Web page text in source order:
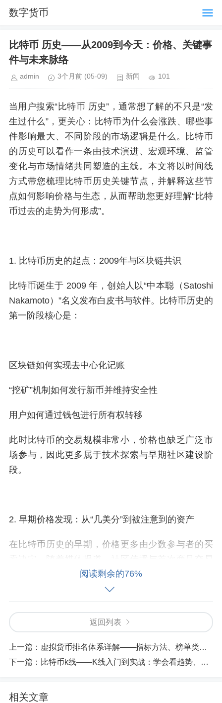
数字货币
比特币 历史——从2009到今天：价格、关键事
件与未来脉络
admin 3个月前 (05-09) 新闻 101
当用户搜索“比特币 历史”，通常想了解的不只是“发
生过什么”，更关心：比特币为什么会涨跌、哪些事
件影响最大、不同阶段的市场逻辑是什么。比特币
的历史可以看作一条由技术演进、宏观环境、监管
变化与市场情绪共同塑造的主线。本文将以时间线
方式带您梳理比特币历史关键节点，并解释这些节
点如何影响价格与生态，从而帮助您更好理解“比特
币过去的走势为何形成”。
1. 比特币历史的起点：2009年与区块链共识
比特币诞生于 2009 年，创始人以“中本聪（Satoshi
Nakamoto）”名义发布白皮书与软件。比特币历史的
第一阶段核心是：
区块链如何实现去中心化记账
“挖矿”机制如何发行新币并维持安全性
用户如何通过钱包进行所有权转移
此时比特币的交易规模非常小，价格也缺乏广泛市
场参与，因此更多属于技术探索与早期社区建设阶
段。
2. 早期价格发现：从“几美分”到被注意到的资产
在比特币历史的早期，价格更多由少数参与者的买
案例出现，比特币逐渐从“程序员项目”进入更广泛公
但要理解当时的价格波动，需要看到市场结构的特
点：流动性不足、信息传播快但非系统化、投机与
叙事占比高。
3. 2013—2017：监管与交易所扩张推动“价格形成机
阅读剩余的76%
返回列表
上一篇： 虚拟货币排名体系详解——指标方法、榜单类型与投资应用
下一篇： 比特币k线——K线入门到实战：学会看趋势、拐点与风险
相关文章